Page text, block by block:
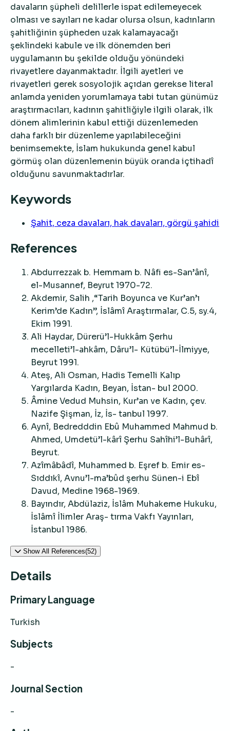
davaların şüpheli delillerle ispat edilemeyecek
olması ve sayıları ne kadar olursa olsun, kadınların
şahitliğinin şüpheden uzak kalamayacağı
şeklindeki kabule ve ilk dönemden beri
uygulamanın bu şekilde olduğu yönündeki
rivayetlere dayanmaktadır. İlgili ayetleri ve
rivayetleri gerek sosyolojik açıdan gerekse literal
anlamda yeniden yorumlamaya tabi tutan günümüz
araştırmacıları, kadının şahitliğiyle ilgili olarak, ilk
dönem alimlerinin kabul ettiği düzenlemeden
daha farklı bir düzenleme yapılabileceğini
benimsemekte, İslam hukukunda genel kabul
görmüş olan düzenlemenin büyük oranda içtihadî
olduğunu savunmaktadırlar.
Keywords
Şahit, ceza davaları, hak davaları, görgü şahidi
References
Abdurrezzak b. Hemmam b. Nâfi es-San’ânî,
el-Musannef, Beyrut 1970-72.
Akdemir, Salih ,“Tarih Boyunca ve Kur’an’ı
Kerim’de Kadın”, İslâmî Araştırmalar, C.5, sy.4,
Ekim 1991.
Ali Haydar, Dürerü’l-Hukkâm Şerhu
mecelleti’l-ahkâm, Dâru’l- Kütübü’l-İlmiyye,
Beyrut 1991.
Ateş, Ali Osman, Hadis Temelli Kalıp
Yargılarda Kadın, Beyan, İstan- bul 2000.
Âmine Vedud Muhsin, Kur’an ve Kadın, çev.
Nazife Şişman, İz, İs- tanbul 1997.
Aynî, Bedredddin Ebû Muhammed Mahmud b.
Ahmed, Umdetü’l-kârî Şerhu Sahîhi’l-Buhârî,
Beyrut.
Azîmâbâdî, Muhammed b. Eşref b. Emir es-
Sıddıkî, Avnu’l-ma’bûd şerhu Sünen-i Ebî
Davud, Medine 1968-1969.
Bayındır, Abdülaziz, İslâm Muhakeme Hukuku,
İslâmî İlimler Araş- tırma Vakfı Yayınları,
İstanbul 1986.
Show All References(52)
Details
Primary Language
Turkish
Subjects
-
Journal Section
-